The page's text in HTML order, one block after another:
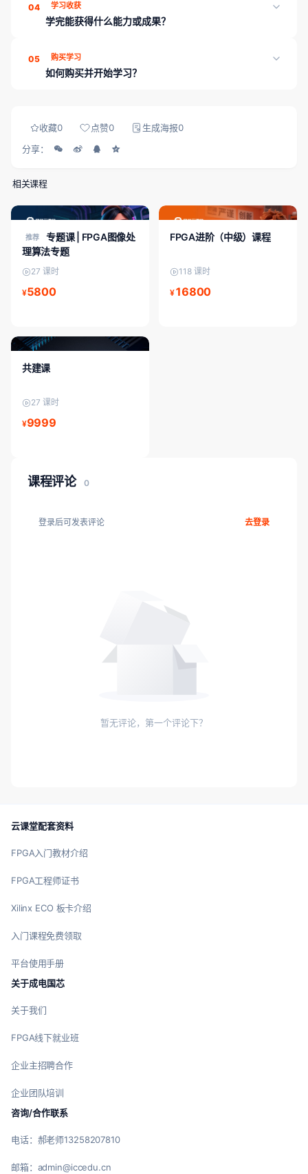
方式，再决定是否购买。
04 学习收获
学完能获得什么能力或成果？
资料；学习进度云端同步；支持免费试看精选课时。平台另提供章
节测评、工程师工具箱与就业内推，帮助能力可证、对接岗位。
05 购买学习
如何购买并开始学习？
收藏0 点赞0 生成海报0
分享：
相关课程
推荐
专题课 | FPGA图像处
理算法专题
27 课时
¥5800
FPGA进阶/中级
FPGA进阶（中级）课程
118 课时
¥16800
FPGA入门/初级
共建课
27 课时
¥9999
课程评论 0
登录后可发表评论 去登录
暂无评论，第一个评论下？
云课堂配套资料
FPGA入门教材介绍
FPGA工程师证书
Xilinx ECO 板卡介绍
入门课程免费领取
平台使用手册
关于成电国芯
关于我们
FPGA线下就业班
企业主招聘合作
企业团队培训
咨询/合作联系
电话：郝老师13258207810
邮箱：admin@iccedu.cn